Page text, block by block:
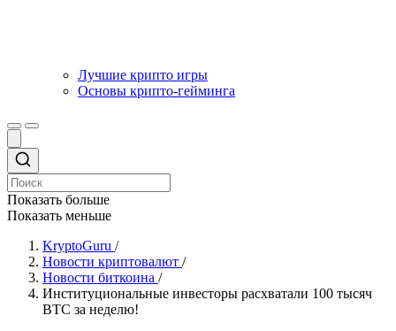
Лучшие крипто игры
Основы крипто-гейминга
Показать больше
Показать меньше
KryptoGuru /
Новости криптовалют /
Новости биткоина /
Институциональные инвесторы расхватали 100 тысяч
BTC за неделю!